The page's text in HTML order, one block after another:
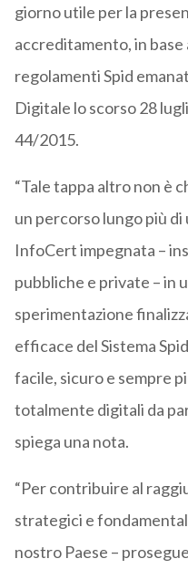
giorno utile per la
accreditamento, in
regolamenti Spid
Digitale lo scorso 28
44/2015.
“Tale tappa altro non è
un percorso lungo più di
InfoCert impegnata –
pubbliche e private – in
sperimentazione
efficace del Sistema
facile, sicuro e sempre
totalmente digitali da
spiega una nota.
“Per contribuire al
strategici e
nostro Paese –